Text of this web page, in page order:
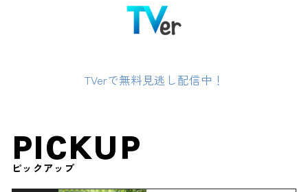
TVerで無料見逃し配信中！
PICKUP
ピックアップ